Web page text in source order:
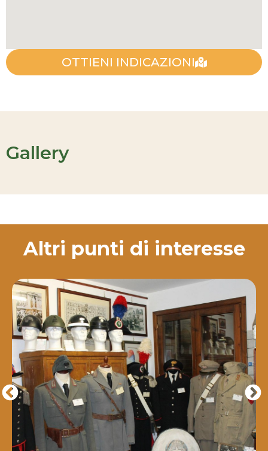
OTTIENI INDICAZIONI
Gallery
Altri punti di interesse